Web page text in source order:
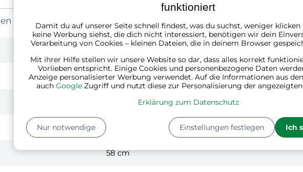
Holz, Textil
58 cm
funktioniert
Damit du auf unserer Seite schnell findest, was du suchst, weniger
keine Werbung siehst, die dich nicht interessiert, benötigen wir dein
Verarbeitung von Cookies – kleinen Dateien, die in deinem Browser
Mit ihrer Hilfe stellen wir unsere Website so dar, dass alles korrekt
Vorlieben entspricht. Einige Cookies und personenbezogene Daten
Anzeige personalisierter Werbung verwendet. Auf die Informationen aus
auch Google Zugriff und nutzt diese zur Personalisierung der
Erklärung zum Datenschutz
Einstellungen festlegen Ich
Nur notwendige